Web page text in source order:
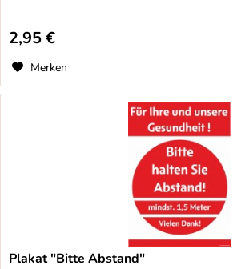
2,95 €
Merken
Plakat "Bitte Abstand"